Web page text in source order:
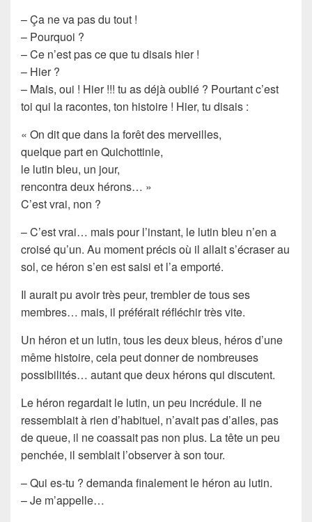
– Ça ne va pas du tout !
– Pourquoi ?
– Ce n’est pas ce que tu disais hier !
– Hier ?
– Mais, oui ! Hier !!! tu as déjà oublié ? Pourtant c’est
toi qui la racontes, ton histoire ! Hier, tu disais :
« On dit que dans la forêt des merveilles,
quelque part en Quichottinie,
le lutin bleu, un jour,
rencontra deux hérons… »
C’est vrai, non ?
– C’est vrai… mais pour l’instant, le lutin bleu n’en a
croisé qu’un. Au moment précis où il allait s’écraser au
sol, ce héron s’en est saisi et l’a emporté.
Il aurait pu avoir très peur, trembler de tous ses
membres… mais, il préférait réfléchir très vite.
Un héron et un lutin, tous les deux bleus, héros d’une
même histoire, cela peut donner de nombreuses
possibilités… autant que deux hérons qui discutent.
Le héron regardait le lutin, un peu incrédule. Il ne
ressemblait à rien d’habituel, n’avait pas d’ailes, pas
de queue, il ne coassait pas non plus. La tête un peu
penchée, il semblait l’observer à son tour.
– Qui es-tu ? demanda finalement le héron au lutin.
– Je m’appelle…